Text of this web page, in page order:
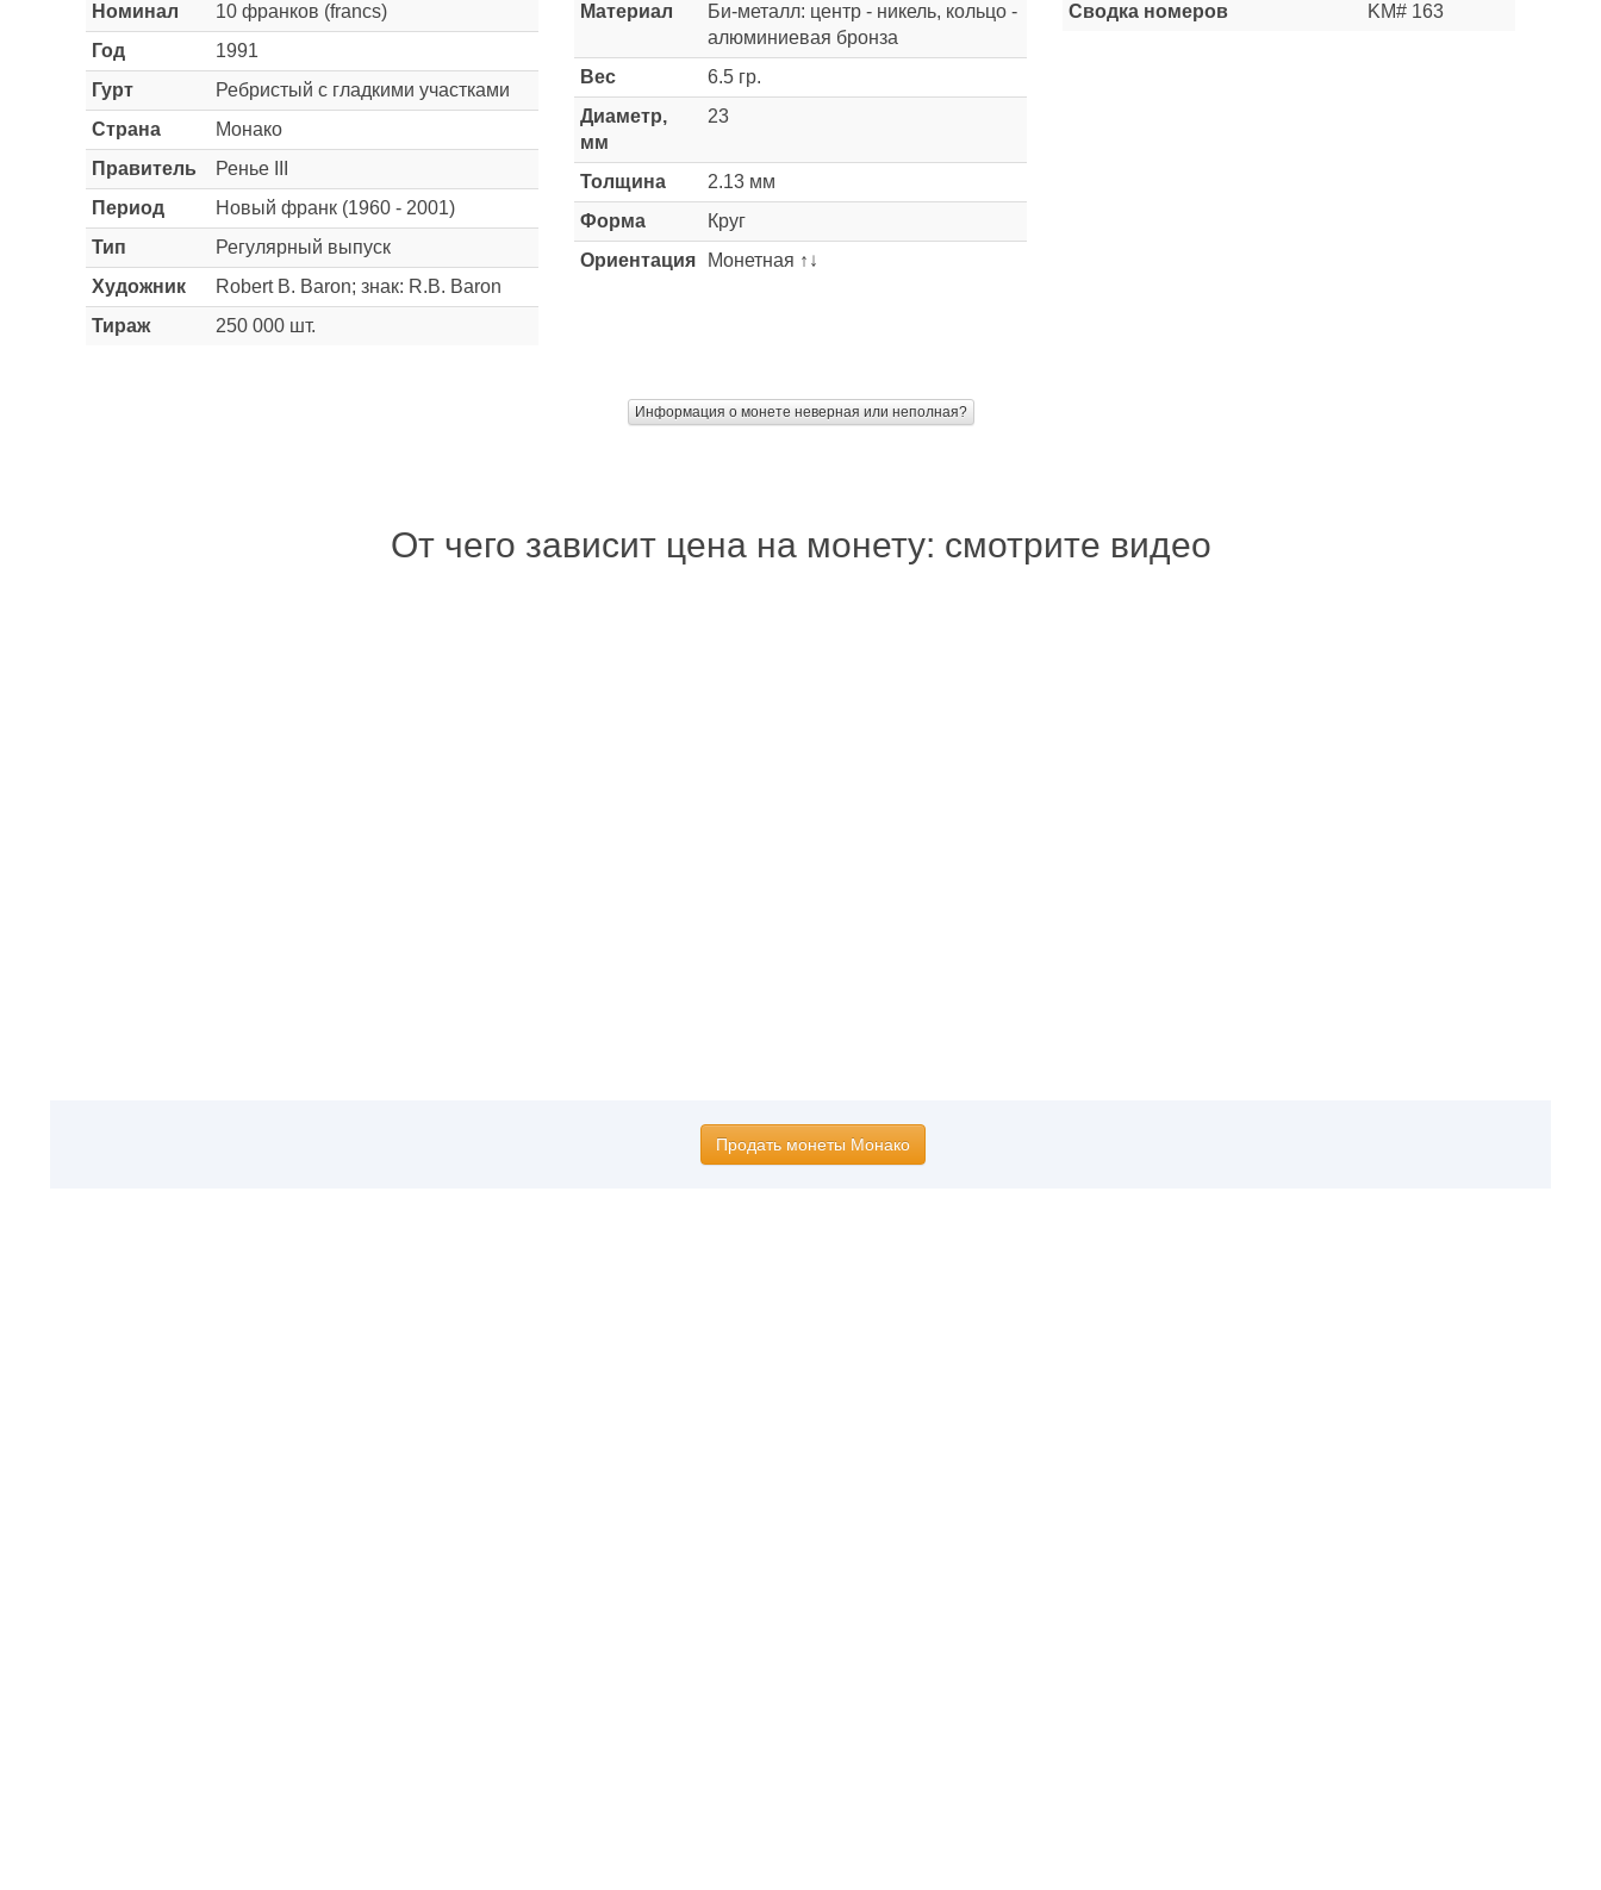
Номинал
10 франков (francs)
Год
1991
Гурт
Ребристый с гладкими участками
Страна
Монако
Правитель
Ренье III
Период
Новый франк (1960 - 2001)
Тип
Регулярный выпуск
Художник
Robert B. Baron; знак: R.B. Baron
Тираж
250 000 шт.
Материал
Би-металл: центр - никель, кольцо -
алюминиевая бронза
Вес
6.5 гр.
Диаметр,
мм
23
Толщина
2.13 мм
Форма
Круг
Ориентация
Монетная ↑↓
Сводка номеров KM# 163
Информация о монете неверная или неполная?
От чего зависит цена на монету: смотрите видео
Продать монеты Монако